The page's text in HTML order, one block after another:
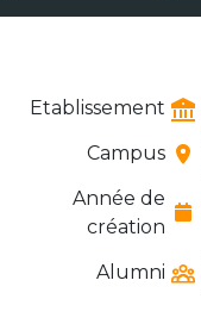
Etablissement
Campus
Année de
création
Alumni